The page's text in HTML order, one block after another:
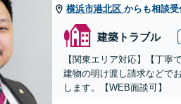
横浜市港北区 からも相談受
建築トラブル
【関東エリア対応】【丁寧
建物の明け渡し請求などで
します。【WEB面談可】